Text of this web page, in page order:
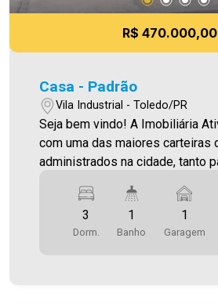
R$
Casa - Padrão
Vila Industrial - Toledo/PR
Seja bem vindo! A Imobiliária Ativa conta hoje
com uma das maiores carteiras
administrados na cidade, tanto
opções! Casa Localizada na Vila Industrial. O
Imóvel conta com: - Sala de
- Cozinha - 03 Quartos - 01 WC
3
Dorm.
1
Banho
1
Garagem